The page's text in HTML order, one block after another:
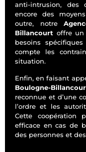
anti-intrusion, des
encore des
outre, notre
Billancourt offre un
besoins
compte les
situation.
Enfin, en faisant
Boulogne-
reconnue et d’une
l’ordre et les
Cette coopération
efficace en cas de
des personnes et